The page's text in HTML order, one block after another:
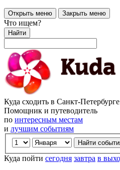
Открыть меню Закрыть меню
Что ищем?
Найти
Куда сходить в Санкт-
Помощник и путеводитель
по интересным местам
и лучшим событиям
Куда пойти сегодня завтра в